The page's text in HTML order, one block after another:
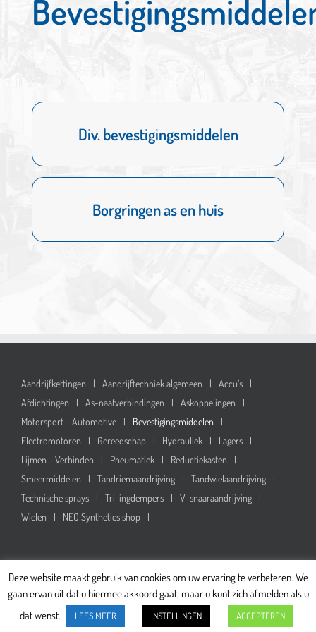
Div. bevestigingsmiddelen
MEER
Borgringen as en huis
MEER
Aandrijfkettingen Aandrijftechniek algemeen
Accu’s
Afdichtingen
As-naafverbindingen
Askoppelingen
Motorsport – Automotive
Bevestigingsmiddelen
Electromotoren
Gereedschap Hydrauliek
Lagers
Lijmen – Verbinden
Pneumatiek
Reductiekasten
Smeermiddelen
Tandriemaandrijving
Tandwielaandrijving
Technische sprays
Trillingdempers
V-snaaraandrijving
Wielen
NEO Synthetics shop
2026 Scheuter Techniek -Algemene Voorwaarden Privacy statement-
Alle rechten voorbehouden -
Webdesign: Web & Print Varsseveld
Deze website maakt gebruik van cookies om uw ervaring te verbeteren. We
gaan ervan uit dat u hiermee akkoord gaat, maar u kunt zich afmelden als u
dat wenst.
LEES MEER INSTELLINGEN ACCEPTEREN